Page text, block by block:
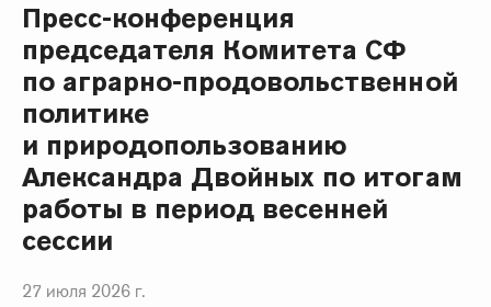
Пресс-конференция
председателя Комитета СФ
по аграрно-продовольственной
политике
и природопользованию
Александра Двойных по итогам
работы в период весенней
сессии
27 июля 2026 г.